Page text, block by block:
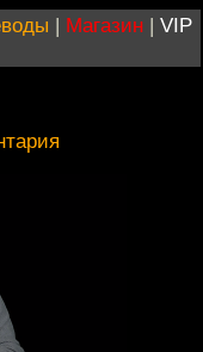
| Магазин | VIP